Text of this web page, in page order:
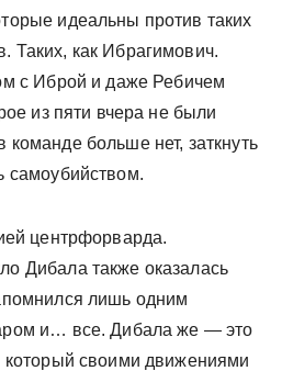
идеальны против таких
как Ибрагимович.
с Иброй и даже Ребичем
из пяти вчера не были
больше нет, заткнуть
самоубийством.
центрфорварда.
Дибала также оказалась
лишь одним
и… все. Дибала же — это
своими движениями